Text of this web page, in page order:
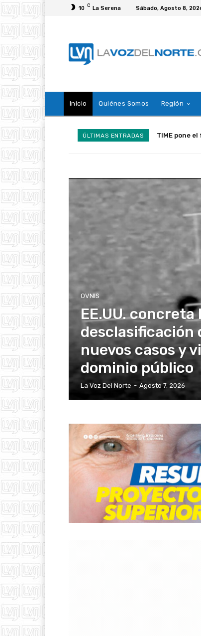
10 C La Serena Sábado, Agosto 8,
Inicio Quiénes Somos Región
ÚLTIMAS ENTRADAS Teletón
OVNIS
EE.UU.
desclasificación
nuevos casos y
dominio público
La Voz Del Norte - Agosto 7, 2026